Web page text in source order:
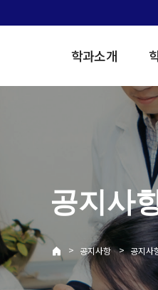
학과소개
공지사
> 공지사항 > 공지사